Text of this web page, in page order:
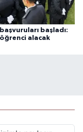
başvuruları başladı:
alacak